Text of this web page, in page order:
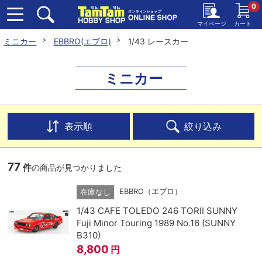
マイページ カート
0
ミニカー EBBRO(エブロ) 1/43 レースカー
ミニカー
表示順 絞り込み
77 件の商品が見つかりました
在庫なし EBBRO（エブロ）
1/43 CAFE TOLEDO 246 TORII SUNNY
Fuji Minor Touring 1989 No.16 (SUNNY
B310)
8,800 円